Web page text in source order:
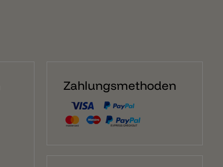
Zahlungsmethoden